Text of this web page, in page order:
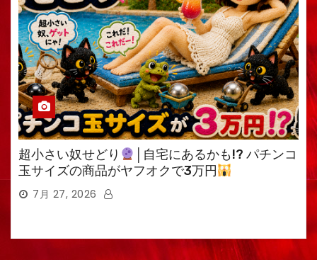
超小さい奴せどり
│自宅にあるかも!? パチンコ
玉サイズの商品がヤフオクで3万円
7月 27, 2026